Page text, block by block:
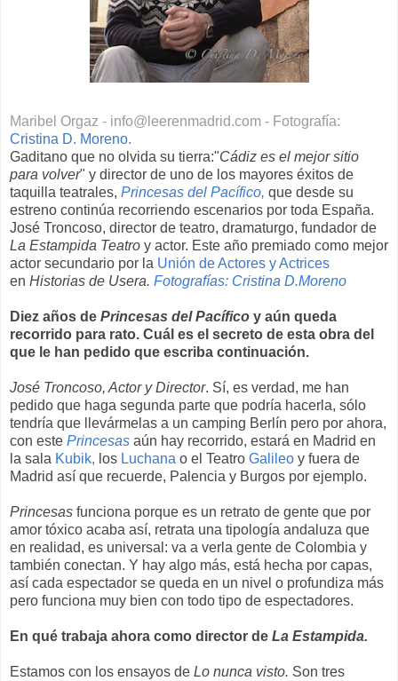
Maribel Orgaz - info@leerenmadrid.com - Fotografía:
Cristina D. Moreno.
Gaditano que no olvida su tierra:"Cádiz es el mejor sitio
para volver" y director de uno de los mayores éxitos de
taquilla teatrales, Princesas del Pacífico, que desde su
estreno continúa recorriendo escenarios por toda España.
José Troncoso, director de teatro, dramaturgo, fundador de
La Estampida Teatro y actor. Este año premiado como mejor
actor secundario por la Unión de Actores y Actrices
en Historias de Usera. Fotografías: Cristina D.Moreno
Diez años de Princesas del Pacífico y aún queda
recorrido para rato. Cuál es el secreto de esta obra del
que le han pedido que escriba continuación.
José Troncoso, Actor y Director. Sí, es verdad, me han
pedido que haga segunda parte que podría hacerla, sólo
tendría que llevármelas a un camping Berlín pero por ahora,
con este Princesas aún hay recorrido, estará en Madrid en
la sala Kubik, los Luchana o el Teatro Galileo y fuera de
Madrid así que recuerde, Palencia y Burgos por ejemplo.
Princesas funciona porque es un retrato de gente que por
amor tóxico acaba así, retrata una tipología andaluza que
en realidad, es universal: va a verla gente de Colombia y
también conectan. Y hay algo más, está hecha por capas,
así cada espectador se queda en un nivel o profundiza más
pero funciona muy bien con todo tipo de espectadores.
En qué trabaja ahora como director de La Estampida.
Estamos con los ensayos de Lo nunca visto. Son tres